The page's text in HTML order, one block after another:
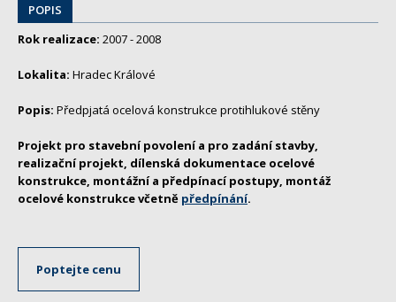
POPIS
Rok realizace: 2007 - 2008
Lokalita: Hradec Králové
Popis: Předpjatá ocelová konstrukce protihlukové stěny
Projekt pro stavební povolení a pro zadání stavby,
realizační projekt, dílenská dokumentace ocelové
konstrukce, montážní a předpínací postupy, montáž
ocelové konstrukce včetně předpínání.
Poptejte cenu